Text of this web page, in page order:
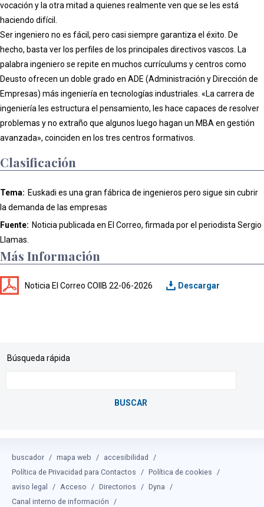
vocación y la otra mitad a quienes realmente ven que se les está
haciendo difícil.
Ser ingeniero no es fácil, pero casi siempre garantiza el éxito. De
hecho, basta ver los perfiles de los principales directivos vascos. La
palabra ingeniero se repite en muchos currículums y centros como
Deusto ofrecen un doble grado en ADE (Administración y Dirección de
Empresas) más ingeniería en tecnologías industriales. «La carrera de
ingeniería les estructura el pensamiento, les hace capaces de resolver
problemas y no extraño que algunos luego hagan un MBA en gestión
avanzada», coinciden en los tres centros formativos.
Clasificación
Tema: Euskadi es una gran fábrica de ingenieros pero sigue sin cubrir
la demanda de las empresas
Fuente: Noticia publicada en El Correo, firmada por el periodista Sergio
Llamas.
Más Información
Noticia El Correo COIIB 22-06-2026
Búsqueda rápida
buscador mapa web
accesibilidad
Política de Privacidad para Contactos
Política de cookies
aviso legal
Acceso Directorios
Dyna
Canal interno de información